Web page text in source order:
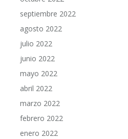
septiembre 2022
agosto 2022
julio 2022
junio 2022
mayo 2022
abril 2022
marzo 2022
febrero 2022
enero 2022